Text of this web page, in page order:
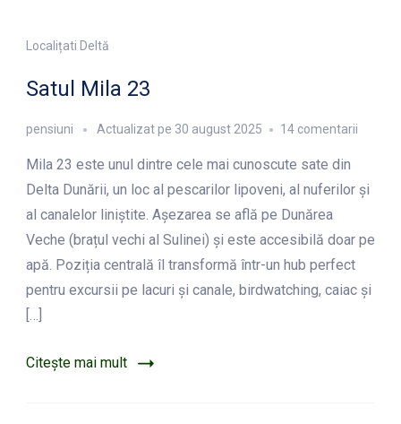
Localițati Deltă
Satul Mila 23
pensiuni Actualizat pe 30 august 2025 14 comentarii
23
Mila 23 este unul dintre cele mai cunoscute sate din
Delta Dunării, un loc al pescarilor lipoveni, al nuferilor și
al canalelor liniștite. Așezarea se află pe Dunărea
Veche (brațul vechi al Sulinei) și este accesibilă doar pe
apă. Poziția centrală îl transformă într-un hub perfect
pentru excursii pe lacuri și canale, birdwatching, caiac și
[…]
Citește mai mult